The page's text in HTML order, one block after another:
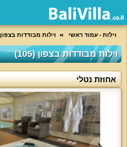
וילות - עמוד ראשי וילות מבודדות בצפון
וילות מבודדות בצפון (105)
אחוזת נטלי